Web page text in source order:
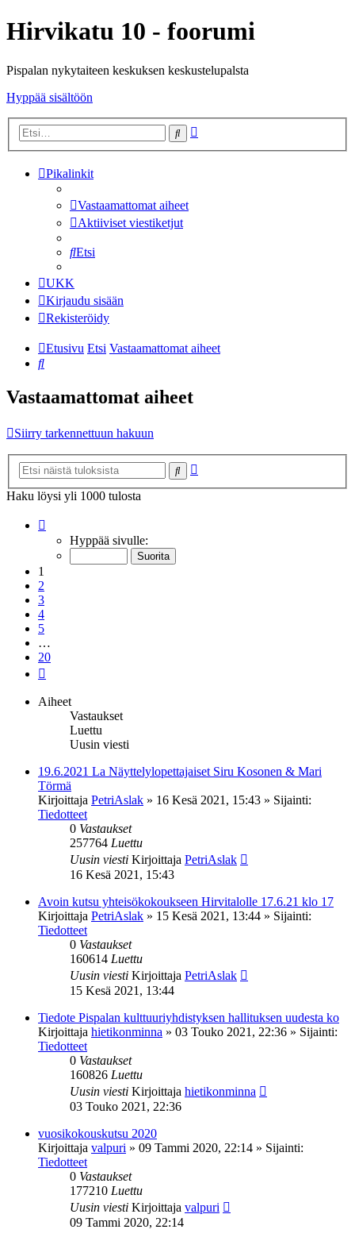
Hirvikatu 10 - foorumi
Pispalan nykytaiteen keskuksen keskustelupalsta
Hyppää sisältöön
Etsi
Pikalinkit
Vastaamattomat aiheet
Aktiiviset viestiketjut
Etsi
UKK
Kirjaudu sisään
Rekisteröidy
Etusivu Etsi Vastaamattomat aiheet
Etsi
Vastaamattomat aiheet
Siirry tarkennettuun hakuun
Etsi
Haku löysi yli 1000 tulosta
20 Hyppää sivulle:
1
2
3
4
5
…
20
Aiheet
Vastaukset
Luettu
Uusin viesti
19.6.2021 La Näyttelylopettajaiset Siru Kosonen & Mari
Törmä
Kirjoittaja PetriAslak » 16 Kesä 2021, 15:43 » Sijainti:
Tiedotteet
0 Vastaukset
257764 Luettu
Uusin viesti Kirjoittaja PetriAslak
16 Kesä 2021, 15:43
Avoin kutsu yhteisökokoukseen Hirvitalolle 17.6.21 klo 17
Kirjoittaja PetriAslak » 15 Kesä 2021, 13:44 » Sijainti:
Tiedotteet
0 Vastaukset
160614 Luettu
Uusin viesti Kirjoittaja PetriAslak
15 Kesä 2021, 13:44
Tiedote Pispalan kulttuuriyhdistyksen hallituksen uudesta ko
Kirjoittaja hietikonminna » 03 Touko 2021, 22:36 » Sijainti:
Tiedotteet
0 Vastaukset
160826 Luettu
Uusin viesti Kirjoittaja hietikonminna
03 Touko 2021, 22:36
vuosikokouskutsu 2020
Kirjoittaja valpuri » 09 Tammi 2020, 22:14 » Sijainti:
Tiedotteet
0 Vastaukset
177210 Luettu
Uusin viesti Kirjoittaja valpuri
09 Tammi 2020, 22:14